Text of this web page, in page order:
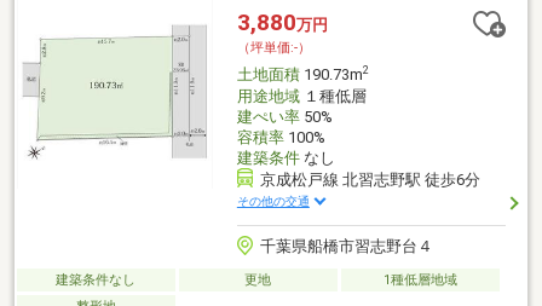
道路は４３条但し書き道路となっております。再建築の際は建築
基準法４３条許可申請が必要。2014年に売主にて申請、許可取得
経緯あり
3,880万円
（坪単価:-）
土地面積190.73m2
用途地域１種低層
建ぺい率50%
容積率100%
建築条件なし
京成松戸線 北習志野駅 徒歩6分
その他の交通
千葉県船橋市習志野台４
建築条件なし 更地
1種低層地域